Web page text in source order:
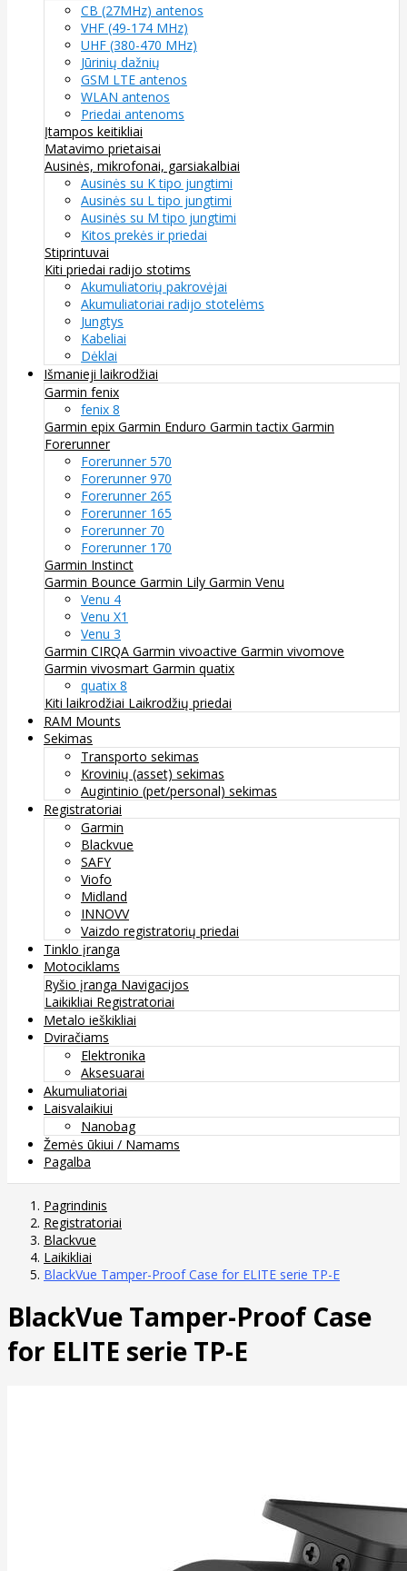
CB (27MHz) antenos
VHF (49-174 MHz)
UHF (380-470 MHz)
Jūrinių dažnių
GSM LTE antenos
WLAN antenos
Priedai antenoms
Įtampos keitikliai
Matavimo prietaisai
Ausinės, mikrofonai, garsiakalbiai
Ausinės su K tipo jungtimi
Ausinės su L tipo jungtimi
Ausinės su M tipo jungtimi
Kitos prekės ir priedai
Stiprintuvai
Kiti priedai radijo stotims
Akumuliatorių pakrovėjai
Akumuliatoriai radijo stotelėms
Jungtys
Kabeliai
Dėklai
Išmanieji laikrodžiai
Garmin fenix
fenix 8
Garmin epix Garmin Enduro Garmin tactix Garmin
Forerunner
Forerunner 570
Forerunner 970
Forerunner 265
Forerunner 165
Forerunner 70
Forerunner 170
Garmin Instinct
Garmin Bounce Garmin Lily Garmin Venu
Venu 4
Venu X1
Venu 3
Garmin CIRQA Garmin vivoactive Garmin vivomove
Garmin vivosmart Garmin quatix
quatix 8
Kiti laikrodžiai Laikrodžių priedai
RAM Mounts
Sekimas
Transporto sekimas
Krovinių (asset) sekimas
Augintinio (pet/personal) sekimas
Registratoriai
Garmin
Blackvue
SAFY
Viofo
Midland
INNOVV
Vaizdo registratorių priedai
Tinklo įranga
Motociklams
Ryšio įranga Navigacijos
Laikikliai Registratoriai
Metalo ieškikliai
Dviračiams
Elektronika
Aksesuarai
Akumuliatoriai
Laisvalaikiui
Nanobag
Žemės ūkiui / Namams
Pagalba
Pagrindinis
Registratoriai
Blackvue
Laikikliai
BlackVue Tamper-Proof Case for ELITE serie TP-E
BlackVue Tamper-Proof Case
for ELITE serie TP-E